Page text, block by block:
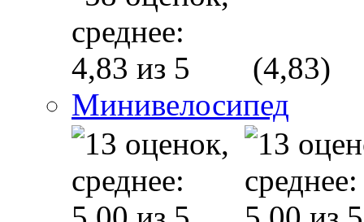
(4,83)
Минивелосипед